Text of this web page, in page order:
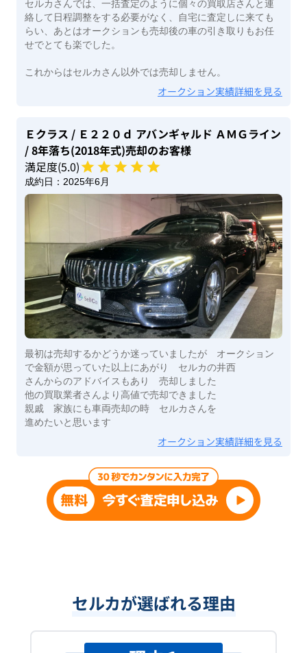
セルカさんでは、一括査定のように個々の買取店さんと連
絡して日程調整をする必要がなく、自宅に査定しに来ても
らい、あとはオークションも売却後の車の引き取りもお任
せでとても楽でした。
これからはセルカさん以外では売却しません。
オークション実績詳細を見る
Ｅクラス / Ｅ２２０ｄ アバンギャルド ＡＭＧライン
/ 8年落ち(2018年式)売却のお客様
満足度(5.0)
成約日： 2025年6月
最初は売却するかどうか迷っていましたが オークション
で金額が思っていた以上にあがり セルカの井西
さんからのアドバイスもあり 売却しました
他の買取業者さんより高値で売却できました
親戚 家族にも車両売却の時 セルカさんを
進めたいと思います
オークション実績詳細を見る
セルカが選ばれる理由